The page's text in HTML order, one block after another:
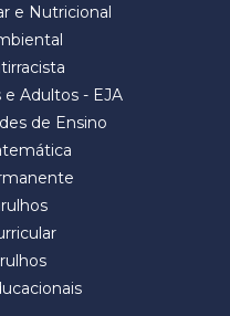
e Nutricional
e Adultos - EJA
de Ensino